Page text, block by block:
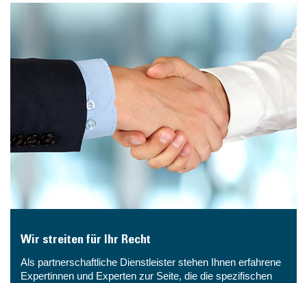
Wir streiten für Ihr Recht
Als partnerschaftliche Dienstleister stehen Ihnen erfahrene
Expertinnen und Experten zur Seite, die die spezifischen